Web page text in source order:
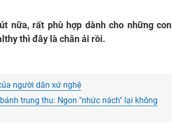
nữa, rất phù hợp dành cho những con
thì đây là chân ái rồi.
người dân xứ nghệ
trung thu: Ngon "nhức nách" lại không